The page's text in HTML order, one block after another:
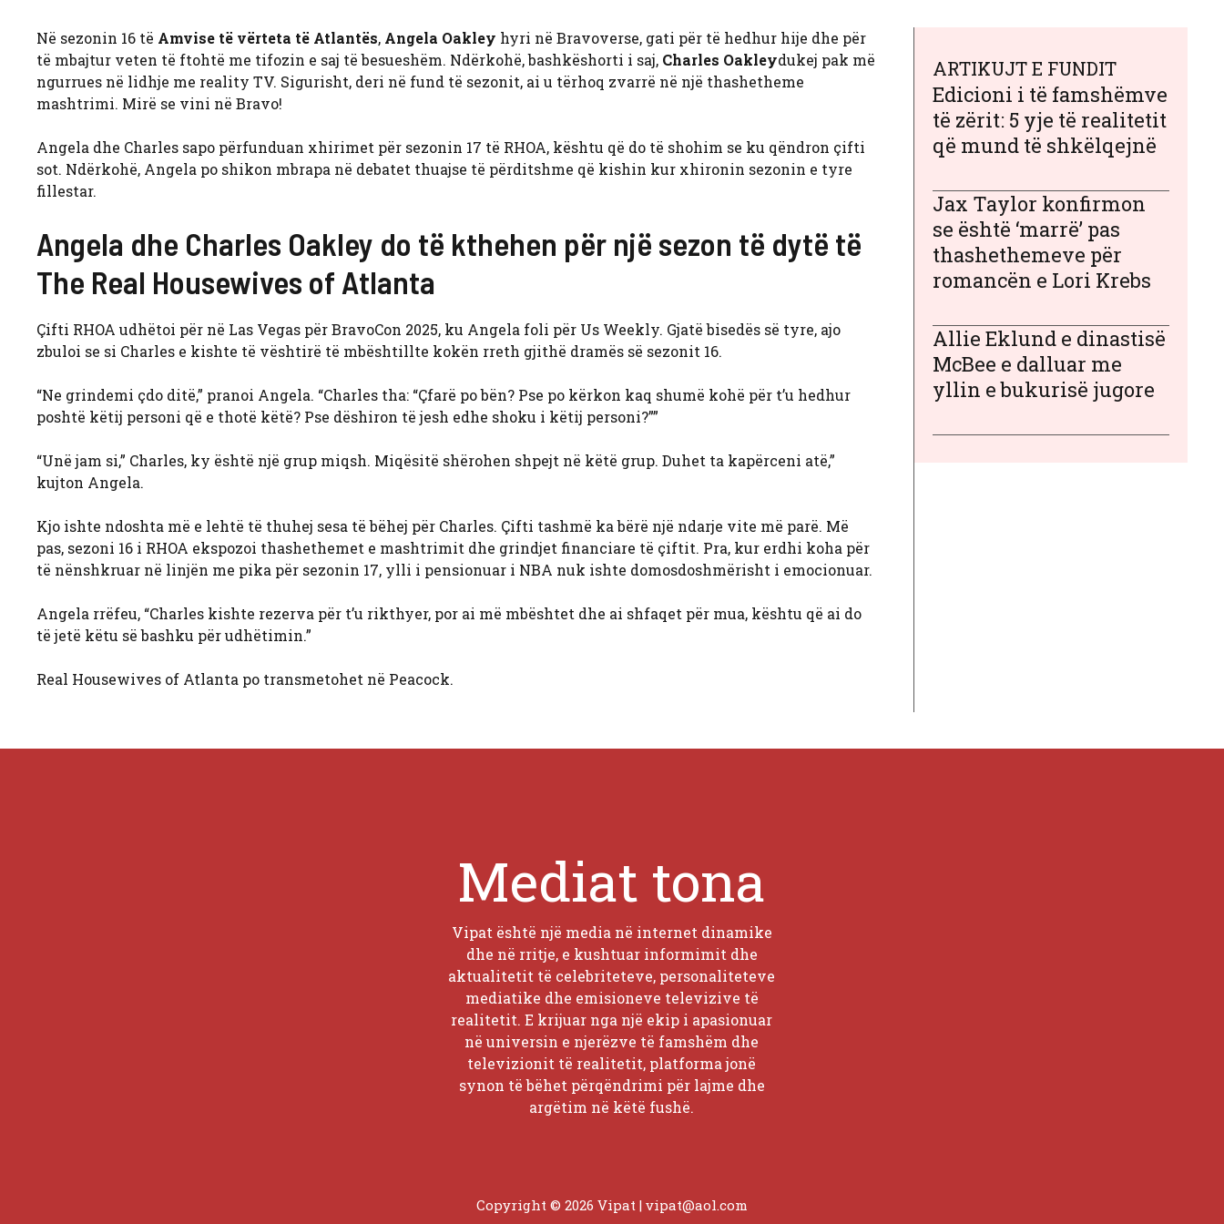
Në sezonin 16 të Amvise të vërteta të Atlantës, Angela Oakley hyri në Bravoverse, gati për të hedhur hije dhe për
të mbajtur veten të ftohtë me tifozin e saj të besueshëm. Ndërkohë, bashkëshorti i saj, Charles Oakleydukej pak më
ngurrues në lidhje me reality TV. Sigurisht, deri në fund të sezonit, ai u tërhoq zvarrë në një thashetheme
mashtrimi. Mirë se vini në Bravo!
Angela dhe Charles sapo përfunduan xhirimet për sezonin 17 të RHOA, kështu që do të shohim se ku qëndron çifti
sot. Ndërkohë, Angela po shikon mbrapa në debatet thuajse të përditshme që kishin kur xhironin sezonin e tyre
fillestar.
Angela dhe Charles Oakley do të kthehen për një sezon të dytë të
The Real Housewives of Atlanta
Çifti RHOA udhëtoi për në Las Vegas për BravoCon 2025, ku Angela foli për Us Weekly. Gjatë bisedës së tyre, ajo
zbuloi se si Charles e kishte të vështirë të mbështillte kokën rreth gjithë dramës së sezonit 16.
“Ne grindemi çdo ditë,” pranoi Angela. “Charles tha: “Çfarë po bën? Pse po kërkon kaq shumë kohë për t’u hedhur
poshtë këtij personi që e thotë këtë? Pse dëshiron të jesh edhe shoku i këtij personi?””
“Unë jam si,” Charles, ky është një grup miqsh. Miqësitë shërohen shpejt në këtë grup. Duhet ta kapërceni atë,”
kujton Angela.
Kjo ishte ndoshta më e lehtë të thuhej sesa të bëhej për Charles. Çifti tashmë ka bërë një ndarje vite më parë. Më
pas, sezoni 16 i RHOA ekspozoi thashethemet e mashtrimit dhe grindjet financiare të çiftit. Pra, kur erdhi koha për
të nënshkruar në linjën me pika për sezonin 17, ylli i pensionuar i NBA nuk ishte domosdoshmërisht i emocionuar.
Angela rrëfeu, “Charles kishte rezerva për t’u rikthyer, por ai më mbështet dhe ai shfaqet për mua, kështu që ai do
të jetë këtu së bashku për udhëtimin.”
Real Housewives of Atlanta po transmetohet në Peacock.
ARTIKUJT E FUNDIT
Edicioni i të famshëmve
të zërit: 5 yje të realitetit
që mund të shkëlqejnë
Jax Taylor konfirmon
se është ‘marrë’ pas
thashethemeve për
romancën e Lori Krebs
Allie Eklund e dinastisë
McBee e dalluar me
yllin e bukurisë jugore
Mediat tona
Vipat është një media në internet dinamike
dhe në rritje, e kushtuar informimit dhe
aktualitetit të celebriteteve, personaliteteve
mediatike dhe emisioneve televizive të
realitetit. E krijuar nga një ekip i apasionuar
në universin e njerëzve të famshëm dhe
televizionit të realitetit, platforma jonë
synon të bëhet përqëndrimi për lajme dhe
argëtim në këtë fushë.
Copyright © 2026 Vipat | vipat@aol.com